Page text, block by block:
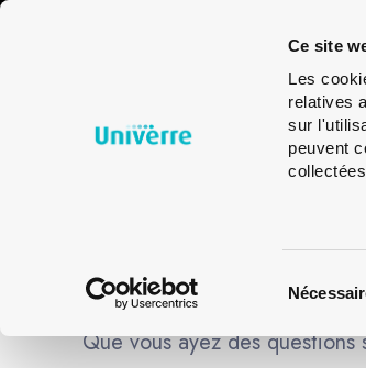
Ce site
Les
relatives
sur
peuvent
du
Verres
de
table
Que vous ayez des